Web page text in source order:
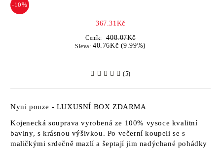
-10%
367.31Kč
Ceník: 408.07Kč
Sleva: 40.76Kč (9.99%)
(5)
Nyní pouze - LUXUSNÍ BOX ZDARMA
Kojenecká souprava vyrobená ze 100% vysoce kvalitní
bavlny, s krásnou výšivkou. Po večerní koupeli se s
maličkými srdečně mazlí a šeptají jim nadýchané pohádky